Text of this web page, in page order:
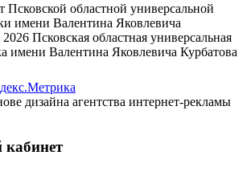
областной универсальной
имени Валентина Яковлевича
2026 Псковская областная универсальная
имени Валентина Яковлевича Курбатова
дизайна агентства интернет-рекламы